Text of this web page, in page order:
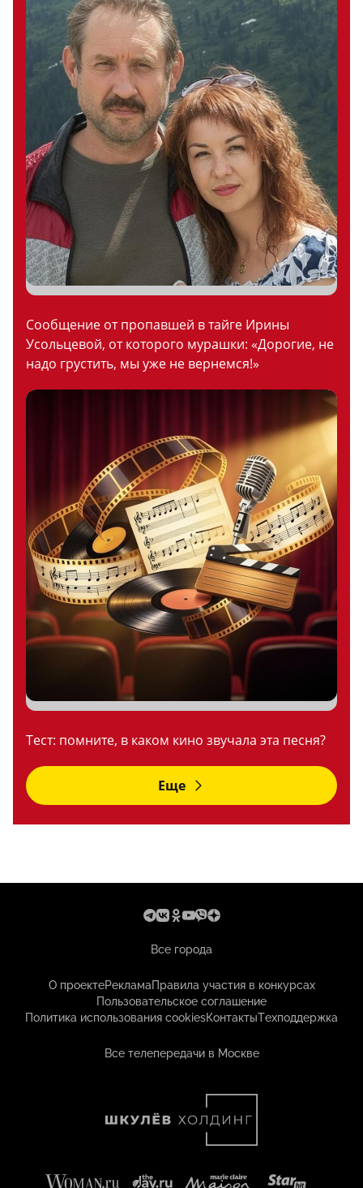
Сообщение от пропавшей в тайге Ирины
Усольцевой, от которого мурашки: «Дорогие, не
надо грустить, мы уже не вернемся!»
Тест: помните, в каком кино звучала эта песня?
Еще
Все города
О проектеРекламаПравила участия в конкурсах
Пользовательское соглашение
Политика использования cookiesКонтактыТехподдержка
Все телепередачи в Москве